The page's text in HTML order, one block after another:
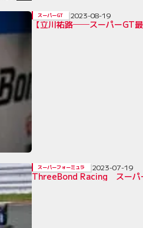
【立川祐路──スーパーGT最
スーパーGT 2023-08-19
ThreeBond Racing スーパ
スーパーフォーミュラ 2023-07-19